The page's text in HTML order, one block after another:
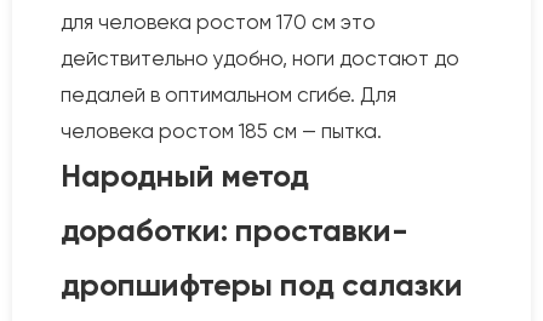
для человека ростом 170 см это
действительно удобно, ноги достают до
педалей в оптимальном сгибе. Для
человека ростом 185 см — пытка.
Народный метод
доработки: проставки-
дропшифтеры под салазки